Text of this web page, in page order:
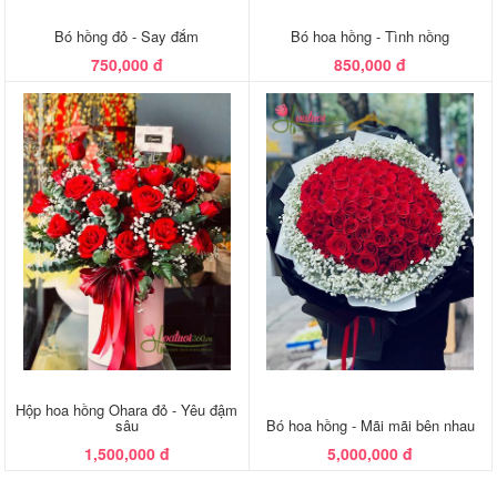
Bó hồng đỏ - Say đắm
750,000 đ
Bó hoa hồng - Tình nồng
850,000 đ
Hộp hoa hồng Ohara đỏ - Yêu đậm
sâu
1,500,000 đ
Bó hoa hồng - Mãi mãi bên nhau
5,000,000 đ